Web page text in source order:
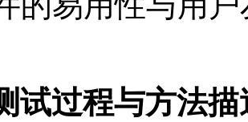
试过程与方法